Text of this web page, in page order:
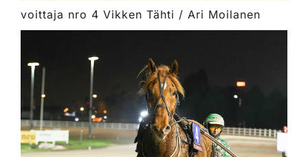
voittaja nro 4 Vikken Tähti / Ari Moilanen